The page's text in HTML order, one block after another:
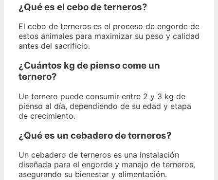
¿Qué es el cebo de terneros?
El cebo de terneros es el proceso de engorde de
estos animales para maximizar su peso y calidad
antes del sacrificio.
¿Cuántos kg de pienso come un
ternero?
Un ternero puede consumir entre 2 y 3 kg de
pienso al día, dependiendo de su edad y etapa
de crecimiento.
¿Qué es un cebadero de terneros?
Un cebadero de terneros es una instalación
diseñada para el engorde y manejo de terneros,
asegurando su bienestar y alimentación.